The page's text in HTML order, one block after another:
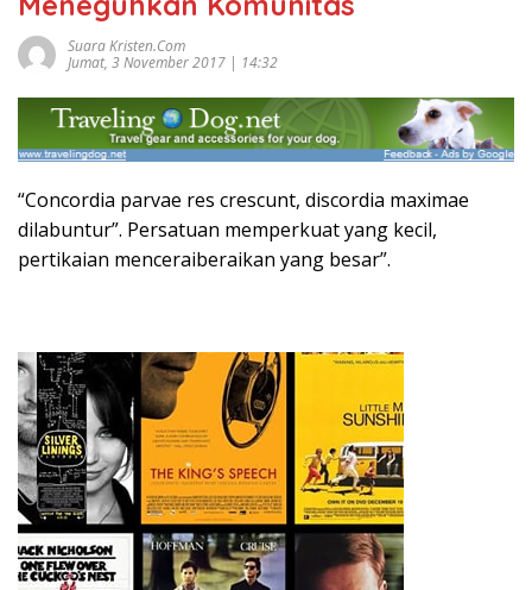
Suara Kristen.com
Jumat, 3 November 2017 | 14:32
“Concordia parvae res crescunt, discordia maximae
dilabuntur”. Persatuan memperkuat yang kecil,
pertikaian menceraiberaikan yang besar”.